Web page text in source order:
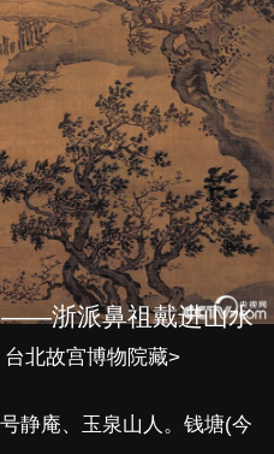
——浙派鼻祖戴进山水
北故宫博物院藏>
静庵、玉泉山人。钱塘(今